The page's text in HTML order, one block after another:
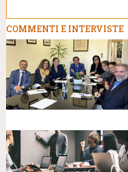
COMMENTI E INTERVISTE